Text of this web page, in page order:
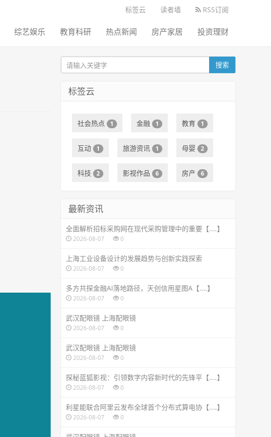
标签云 读者墙 RSS订阅
综艺娱乐 教育科研 热点新闻 房产家居 投资理财
搜索
标签云
社会热点 1 金融 1 教育 1
互动 1 旅游资讯 1 母婴 2
科技 2 影视作品 6 房产 6
最新资讯
全面解析招标采购网在现代采购管理中的重要【....】
2026-08-07 0
上海工业设备设计的发展趋势与创新实践探索
2026-08-07 0
多方共探金融AI落地路径，天创信用星图A【....】
2026-08-07 0
武汉配眼镜 上海配眼镜
2026-08-07 0
武汉配眼镜 上海配眼镜
2026-08-07 0
探秘蓝狐影视：引领数字内容新时代的先锋平【....】
2026-08-07 0
利星能联合阿里云发布全球首个分布式算电协【....】
2026-08-07 0